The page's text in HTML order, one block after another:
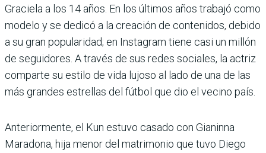
Graciela a los 14 años. En los últimos años trabajó como
modelo y se dedicó a la creación de contenidos, debido
a su gran popularidad; en Instagram tiene casi un millón
de seguidores. A través de sus redes sociales, la actriz
comparte su estilo de vida lujoso al lado de una de las
más grandes estrellas del fútbol que dio el vecino país.
Anteriormente, el Kun estuvo casado con Gianinna
Maradona, hija menor del matrimonio que tuvo Diego